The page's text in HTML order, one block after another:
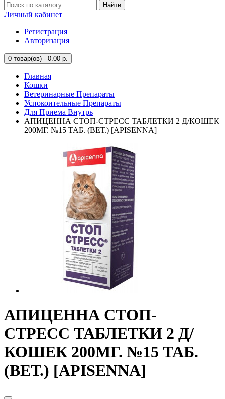
Найти
Личный кабинет
Регистрация
Авторизация
0 товар(ов) - 0.00 р.
Главная
Кошки
Ветеринарные Препараты
Успокоительные Препараты
Для Приема Внутрь
АПИЦЕННА СТОП-СТРЕСС ТАБЛЕТКИ 2 Д/КОШЕК
200МГ. №15 ТАБ. (ВЕТ.) [APISENNA]
АПИЦЕННА СТОП-
СТРЕСС ТАБЛЕТКИ 2 Д/
КОШЕК 200МГ. №15 ТАБ.
(ВЕТ.) [APISENNA]